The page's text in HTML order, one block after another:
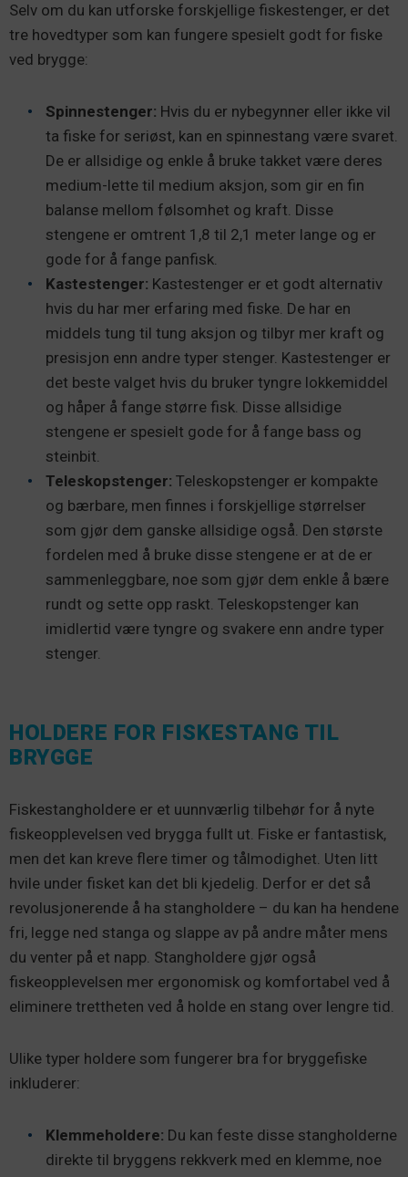
Selv om du kan utforske forskjellige fiskestenger, er det
tre hovedtyper som kan fungere spesielt godt for fiske
ved brygge:
Spinnestenger: Hvis du er nybegynner eller ikke vil
ta fiske for seriøst, kan en spinnestang være svaret.
De er allsidige og enkle å bruke takket være deres
medium-lette til medium aksjon, som gir en fin
balanse mellom følsomhet og kraft. Disse
stengene er omtrent 1,8 til 2,1 meter lange og er
gode for å fange panfisk.
Kastestenger: Kastestenger er et godt alternativ
hvis du har mer erfaring med fiske. De har en
middels tung til tung aksjon og tilbyr mer kraft og
presisjon enn andre typer stenger. Kastestenger er
det beste valget hvis du bruker tyngre lokkemiddel
og håper å fange større fisk. Disse allsidige
stengene er spesielt gode for å fange bass og
steinbit.
Teleskopstenger: Teleskopstenger er kompakte
og bærbare, men finnes i forskjellige størrelser
som gjør dem ganske allsidige også. Den største
fordelen med å bruke disse stengene er at de er
sammenleggbare, noe som gjør dem enkle å bære
rundt og sette opp raskt. Teleskopstenger kan
imidlertid være tyngre og svakere enn andre typer
stenger.
HOLDERE FOR FISKESTANG TIL
BRYGGE
Fiskestangholdere er et uunnværlig tilbehør for å nyte
fiskeopplevelsen ved brygga fullt ut. Fiske er fantastisk,
men det kan kreve flere timer og tålmodighet. Uten litt
hvile under fisket kan det bli kjedelig. Derfor er det så
revolusjonerende å ha stangholdere – du kan ha hendene
fri, legge ned stanga og slappe av på andre måter mens
du venter på et napp. Stangholdere gjør også
fiskeopplevelsen mer ergonomisk og komfortabel ved å
eliminere trettheten ved å holde en stang over lengre tid.
Ulike typer holdere som fungerer bra for bryggefiske
inkluderer:
Klemmeholdere: Du kan feste disse stangholderne
direkte til bryggens rekkverk med en klemme, noe